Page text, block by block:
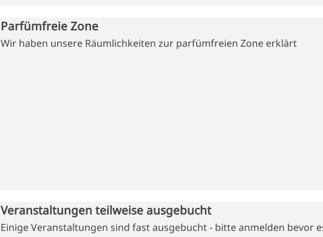
Parfümfreie Zone
Wir haben unsere Räumlichkeiten zur parfümfreien Zone erklärt
Veranstaltungen teilweise ausgebucht
Einige Veranstaltungen sind fast ausgebucht - bitte anmelden bevor